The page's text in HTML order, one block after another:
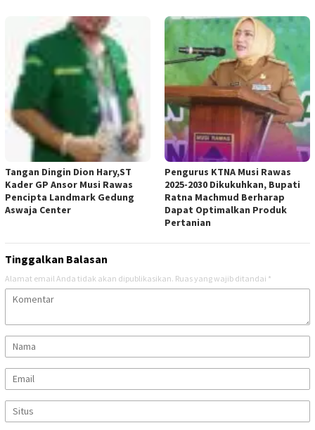
Tangan Dingin Dion Hary,ST
Kader GP Ansor Musi Rawas
Pencipta Landmark Gedung
Aswaja Center
Pengurus KTNA Musi Rawas
2025-2030 Dikukuhkan, Bupati
Ratna Machmud Berharap
Dapat Optimalkan Produk
Pertanian
Tinggalkan Balasan
Alamat email Anda tidak akan dipublikasikan. Ruas yang wajib ditandai *